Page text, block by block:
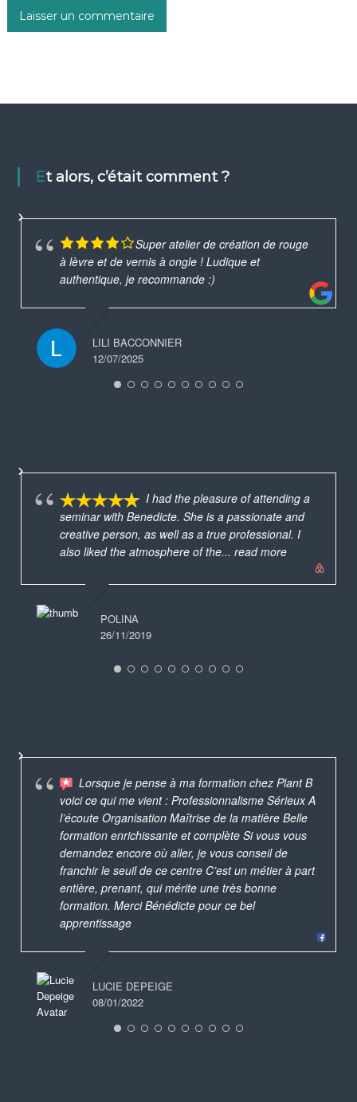
Et alors, c’était comment ?
Super atelier de création de rouge
à lèvre et de vernis à ongle ! Ludique et
authentique, je recommande :)
LILI BACCONNIER
12/07/2025
I had the pleasure of attending a
seminar with Benedicte. She is a passionate and
creative person, as well as a true professional. I
also liked the atmosphere of the... read more
POLINA
26/11/2019
Lorsque je pense à ma formation chez Plant B
voici ce qui me vient : Professionnalisme Sérieux A
l’écoute Organisation Maîtrise de la matière Belle
formation enrichissante et complète Si vous vous
demandez encore où aller, je vous conseil de
franchir le seuil de ce centre C’est un métier à part
entière, prenant, qui mérite une très bonne
formation. Merci Bénédicte pour ce bel
apprentissage
LUCIE DEPEIGE
08/01/2022